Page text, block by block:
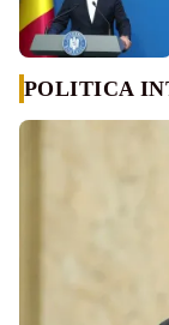
POLITICA